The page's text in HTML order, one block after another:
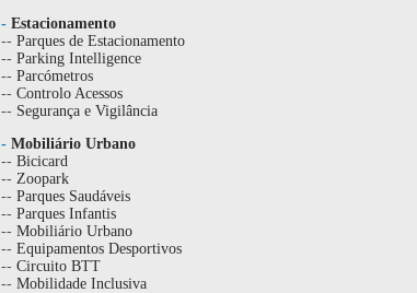
- Estacionamento
-- Parques de Estacionamento
-- Parking Intelligence
-- Parcómetros
-- Controlo Acessos
-- Segurança e Vigilância
- Mobiliário Urbano
-- Bicicard
-- Zoopark
-- Parques Saudáveis
-- Parques Infantis
-- Mobiliário Urbano
-- Equipamentos Desportivos
-- Circuito BTT
-- Mobilidade Inclusiva